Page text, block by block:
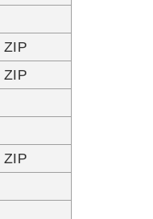
ZIP
ZIP
ZIP